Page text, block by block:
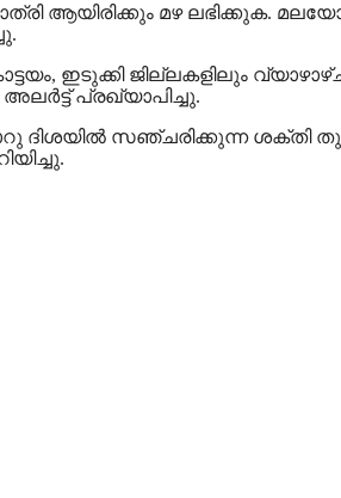
ആയിരിക്കും മഴ ലഭിക്കുക.
ഇടുക്കി ജില്ലകളിലും വ്യാഴാഴ്ച
പ്രഖ്യാപിച്ചു.
ദിശയില്‍ സഞ്ചരിക്കുന്ന ശക്തി